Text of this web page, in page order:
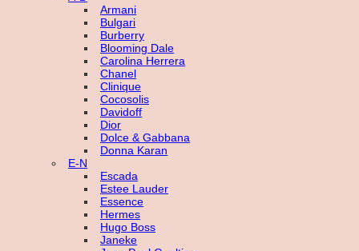
Armani
Bulgari
Burberry
Blooming Dale
Carolina Herrera
Chanel
Clinique
Cocosolis
Davidoff
Dior
Dolce & Gabbana
Donna Karan
E-N
Escada
Estee Lauder
Essence
Hermes
Hugo Boss
Janeke